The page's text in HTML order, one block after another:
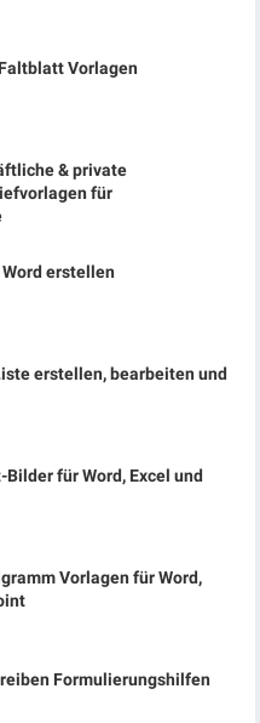
Vorlagen
& private
für
erstellen
erstellen, bearbeiten und
für Word, Excel und
Vorlagen für Word,
Formulierungshilfen